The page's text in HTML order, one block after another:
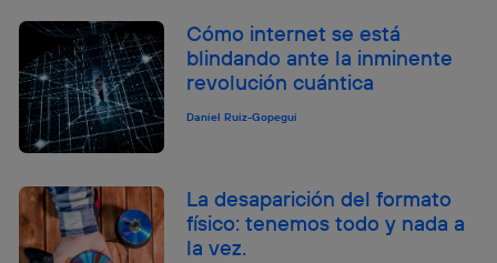
Cómo internet se está
blindando ante la inminente
revolución cuántica
Daniel Ruiz-Gopegui
La desaparición del formato
físico: tenemos todo y nada a
la vez.